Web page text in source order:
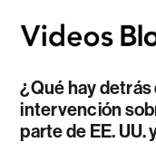
¿Qué hay detrás
intervención
parte de EE. UU.